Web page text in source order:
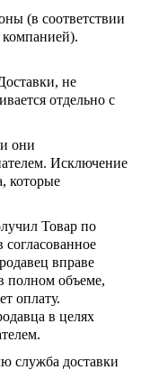
(в соответствии
не
отдельно с
они
Исключение
которые
Товар по
согласованное
вправе
полном объеме,
оплату.
в целях
служба доставки